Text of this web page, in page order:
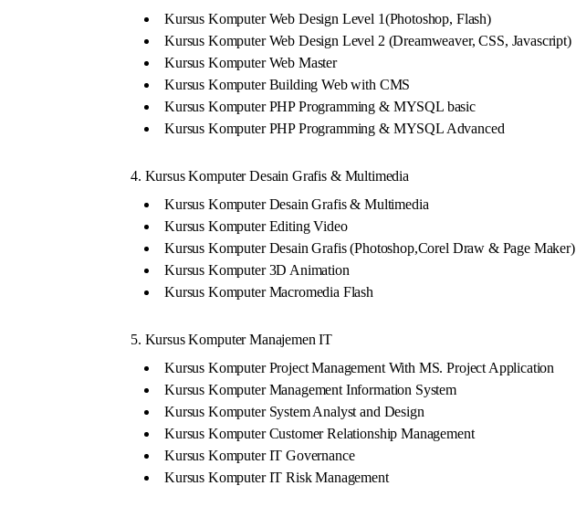
Kursus Komputer Web Design Level 1(Photoshop, Flash)
Kursus Komputer Web Design Level 2 (Dreamweaver, CSS, Javascript)
Kursus Komputer Web Master
Kursus Komputer Building Web with CMS
Kursus Komputer PHP Programming & MYSQL basic
Kursus Komputer PHP Programming & MYSQL Advanced
4. Kursus Komputer Desain Grafis & Multimedia
Kursus Komputer Desain Grafis & Multimedia
Kursus Komputer Editing Video
Kursus Komputer Desain Grafis (Photoshop,Corel Draw & Page Maker)
Kursus Komputer 3D Animation
Kursus Komputer Macromedia Flash
5. Kursus Komputer Manajemen IT
Kursus Komputer Project Management With MS. Project Application
Kursus Komputer Management Information System
Kursus Komputer System Analyst and Design
Kursus Komputer Customer Relationship Management
Kursus Komputer IT Governance
Kursus Komputer IT Risk Management